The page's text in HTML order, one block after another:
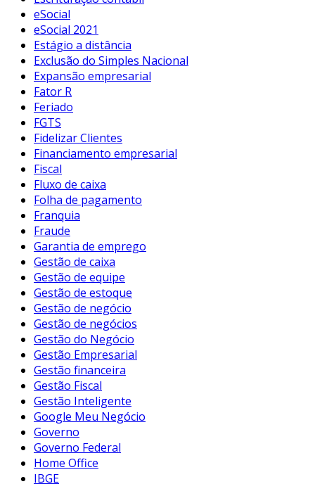
eSocial
eSocial 2021
Estágio a distância
Exclusão do Simples Nacional
Expansão empresarial
Fator R
Feriado
FGTS
Fidelizar Clientes
Financiamento empresarial
Fiscal
Fluxo de caixa
Folha de pagamento
Franquia
Fraude
Garantia de emprego
Gestão de caixa
Gestão de equipe
Gestão de estoque
Gestão de negócio
Gestão de negócios
Gestão do Negócio
Gestão Empresarial
Gestão financeira
Gestão Fiscal
Gestão Inteligente
Google Meu Negócio
Governo
Governo Federal
Home Office
IBGE